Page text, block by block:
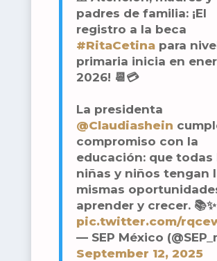
padres de familia: ¡El
registro a la beca
#RitaCetinapara
primaria inicia en
2026! 📆💳
La presidenta
@Claudiashein
compromiso con la
educación: que todas
niñas y niños tengan
mismas
aprender y crecer. 📚✨
pic.twitter.com/
— SEP México
September 12, 2025